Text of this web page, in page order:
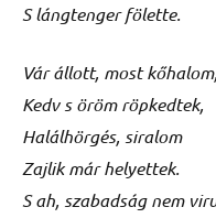
S lángtenger fölette.
Vár állott, most kőhalom,
Kedv s öröm röpkedtek,
Halálhörgés, siralom
Zajlik már helyettek.
S ah, szabadság nem